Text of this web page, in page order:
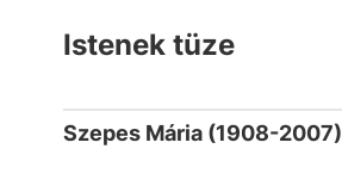
Istenek tüze
Szepes Mária (1908-2007)